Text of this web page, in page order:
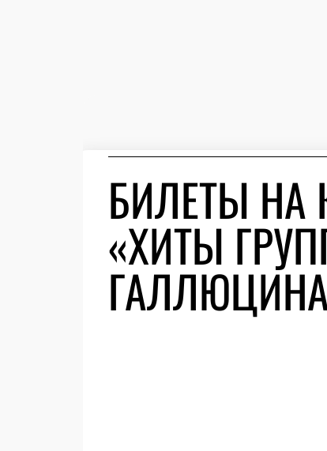
БИЛЕТЫ НА
«ХИТЫ